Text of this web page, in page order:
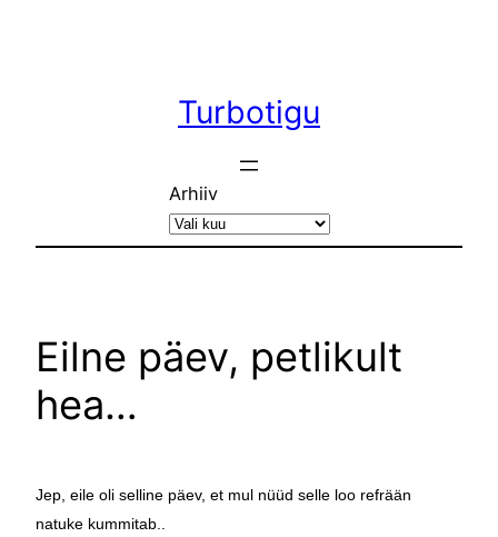
Turbotigu
Arhiiv
Eilne päev, petlikult
hea…
Jep, eile oli selline päev, et mul nüüd selle loo refrään
natuke kummitab..